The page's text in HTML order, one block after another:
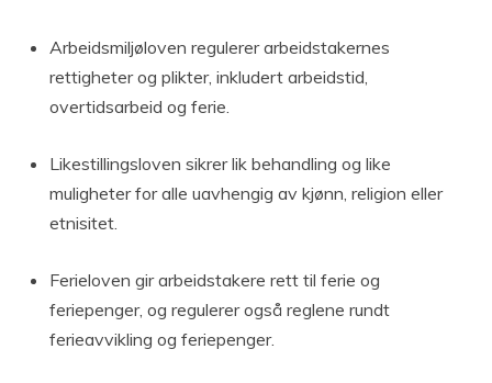
Arbeidsmiljøloven regulerer arbeidstakernes
rettigheter og plikter, inkludert arbeidstid,
overtidsarbeid og ferie.
Likestillingsloven sikrer lik behandling og like
muligheter for alle uavhengig av kjønn, religion eller
etnisitet.
Ferieloven gir arbeidstakere rett til ferie og
feriepenger, og regulerer også reglene rundt
ferieavvikling og feriepenger.